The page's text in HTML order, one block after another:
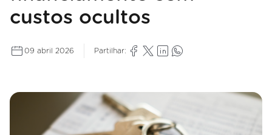
custos ocultos
09 abril 2026 Partilhar: